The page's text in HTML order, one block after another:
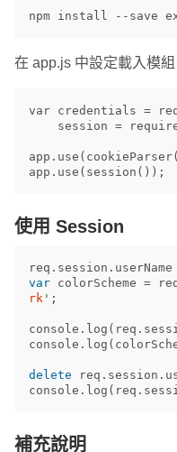
在 app.js 中設定載入模
var credentials =
使用 Session
req . session . userName
var colorScheme =
rk ' ;
console . log ( req .
console . log (
delete req . session .
console . log ( req .
補充說明